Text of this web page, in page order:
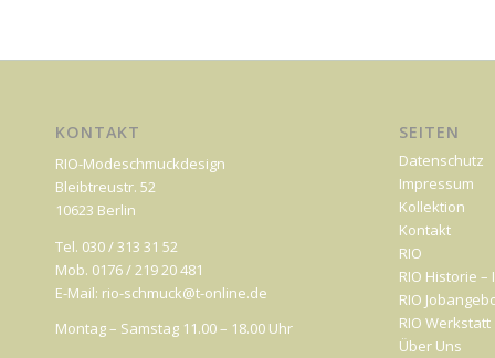
KONTAKT
RIO-Modeschmuckdesign
Bleibtreustr. 52
10623 Berlin
Tel. 030 / 313 31 52
Mob. 0176 / 219 20 481
E-Mail: rio-schmuck@t-online.de
Montag – Samstag 11.00 – 18.00 Uhr
SEITEN
Datenschutz
Impressum
Kollektion
Kontakt
RIO
RIO Historie
RIO
RIO Werkstatt
Über Uns